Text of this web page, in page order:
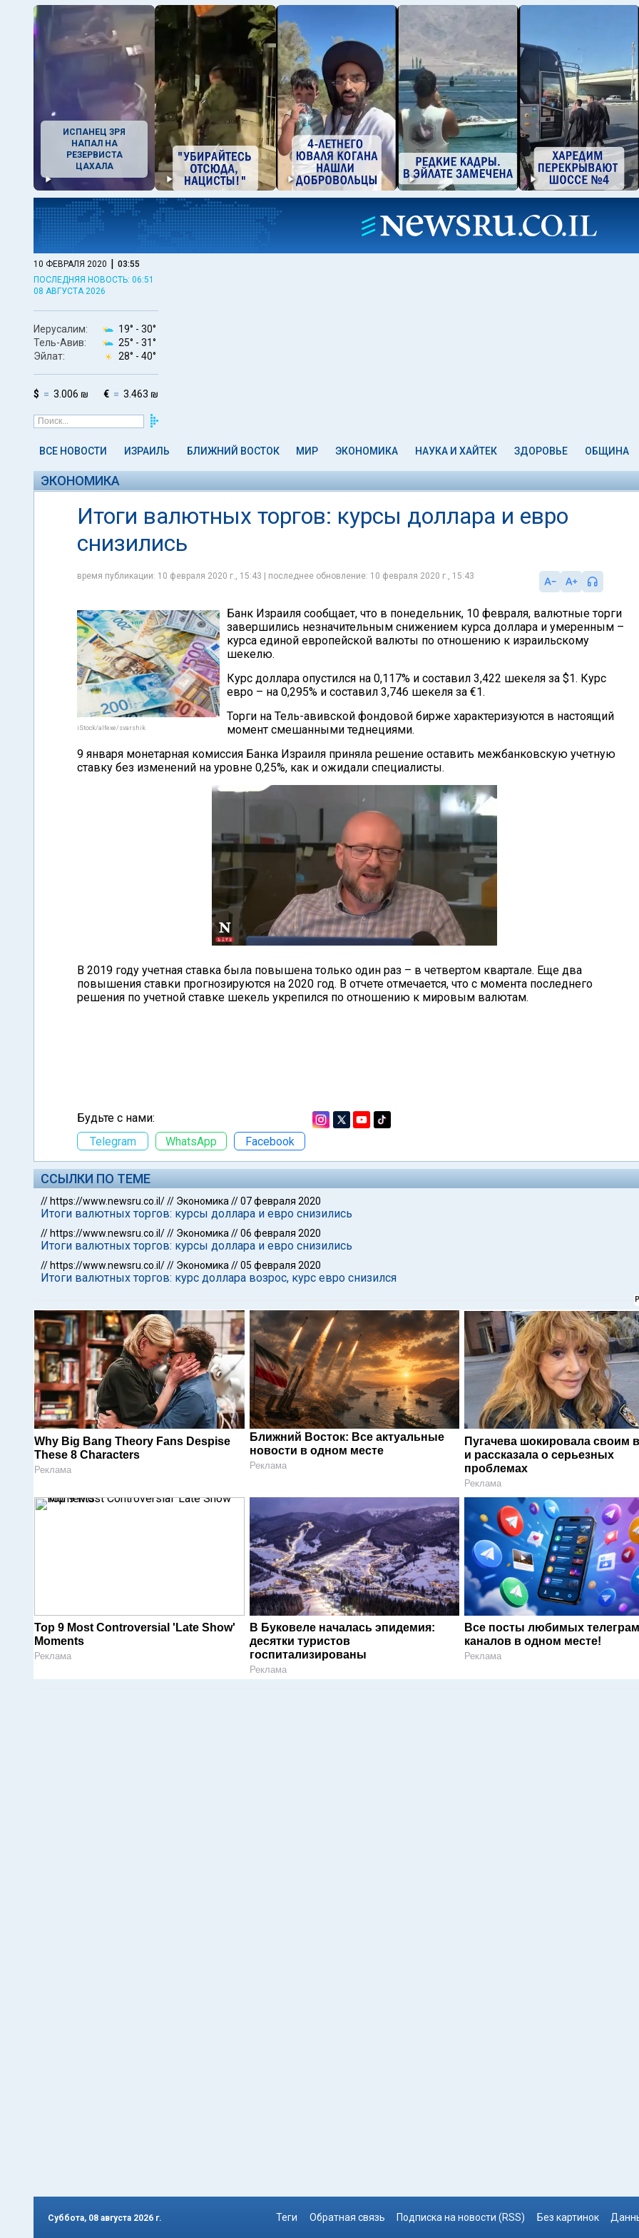
ИСПАНЕЦ ЗРЯ
НАПАЛ НА
РЕЗЕРВИСТА
ЦАХАЛА
10 ФЕВРАЛЯ 2020 | 03:55
ПОСЛЕДНЯЯ НОВОСТЬ: 06:51
08 АВГУСТА 2026
Иерусалим: 19° - 30°
Тель-Авив:
25° - 31°
Эйлат:
28° - 40°
$ 3.006 ₪ € 3.463 ₪
ВСЕ НОВОСТИ ИЗРАИЛЬ БЛИЖНИЙ ВОСТОК МИР ЭКОНОМИКА НАУКА И ХАЙТЕК ЗДОРОВЬЕ ОБЩИНА
ЭКОНОМИКА
Итоги валютных торгов: курсы доллара и евро
снизились
время публикации: 10 февраля 2020 г., 15:43 | последнее обновление: 10 февраля 2020 г., 15:43
iStock/alfexe/svarshik
Банк Израиля сообщает, что в понедельник, 10 февраля, валютные торги
завершились незначительным снижением курса доллара и умеренным –
курса единой европейской валюты по отношению к израильскому
шекелю.
Курс доллара опустился на 0,117% и составил 3,422 шекеля за $1. Курс
евро – на 0,295% и составил 3,746 шекеля за €1.
Торги на Тель-авивской фондовой бирже характеризуются в настоящий
момент смешанными теднециями.
9 января монетарная комиссия Банка Израиля приняла решение оставить межбанковскую учетную
ставку без изменений на уровне 0,25%, как и ожидали специалисты.
В 2019 году учетная ставка была повышена только один раз – в четвертом квартале. Еще два
повышения ставки прогнозируются на 2020 год. В отчете отмечается, что с момента последнего
решения по учетной ставке шекель укрепился по отношению к мировым валютам.
Будьте с нами:
Telegram
WhatsApp Facebook
ССЫЛКИ ПО ТЕМЕ
// https://www.newsru.co.il/// Экономика //07 февраля 2020
Итоги валютных торгов: курсы доллара и евро снизились
// https://www.newsru.co.il/// Экономика //06 февраля 2020
Итоги валютных торгов: курсы доллара и евро снизились
// https://www.newsru.co.il/// Экономика //05 февраля 2020
Итоги валютных торгов: курс доллара возрос, курс евро снизился
Why Big Bang Theory Fans Despise
These 8 Characters
Реклама
Ближний Восток: Все актуальные
новости в одном месте
Реклама
Пугачева шокировала своим
и рассказала о серьезных
проблемах
Реклама
Top 9 Most Controversial 'Late Show'
Moments
Реклама
В Буковеле началась эпидемия:
десятки туристов
госпитализированы
Реклама
Все посты любимых
каналов в одном месте!
Реклама
Суббота, 08 августа 2026 г. Теги Обратная связь Подписка на новости (RSS) Без картинок